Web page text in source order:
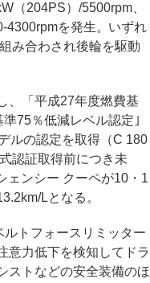
（204PS）/5500rpm、
4300rpmを発生。いずれ
み合わされ後輪を駆動
、「平成27年度燃費基
75％低減レベル認定｣
ルの認定を取得（C 180
認証取得前につき未
ェンシー クーペが10・1
Lとなる。
トフォースリミッター
意力低下を検知してドラ
ストなどの安全装備のほ